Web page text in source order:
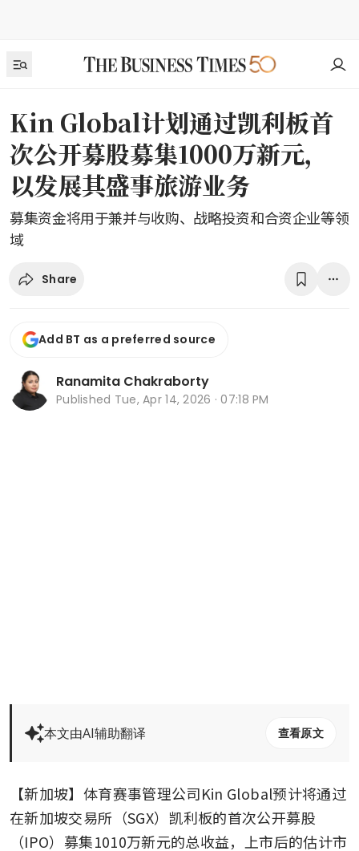
Kin Global计划通过凯利板首
次公开募股募集1000万新元，
以发展其盛事旅游业务
募集资金将用于兼并与收购、战略投资和合资企业等领
域
Share
Add BT as a preferred source
Ranamita Chakraborty
Published Tue, Apr 14, 2026 · 07:18 PM
本文由AI辅助翻译 查看原文
【新加坡】体育赛事管理公司Kin Global预计将通过
在新加坡交易所（SGX）凯利板的首次公开募股
（IPO）募集1010万新元的总收益，上市后的估计市